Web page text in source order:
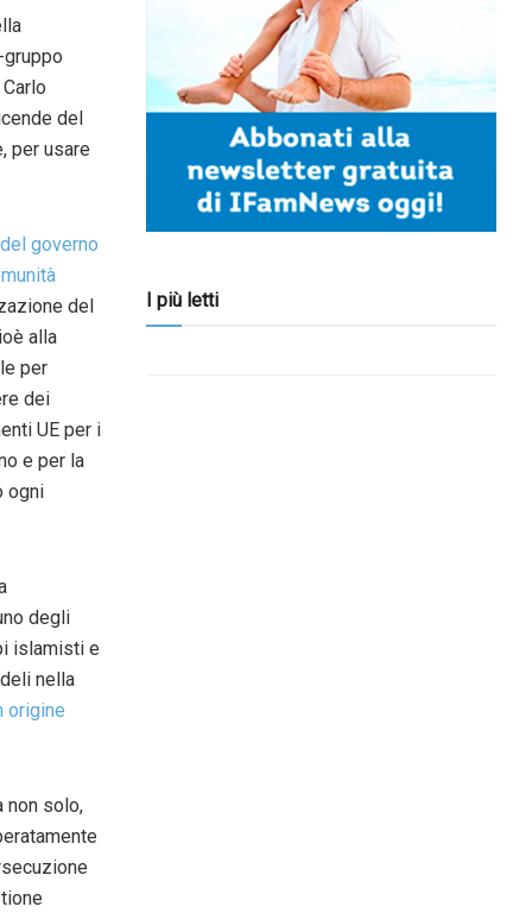
del
per usare
governo
del
alla
per
dei
UE per i
e per la
ogni
degli
islamisti e
nella
origine
non solo,
I più letti